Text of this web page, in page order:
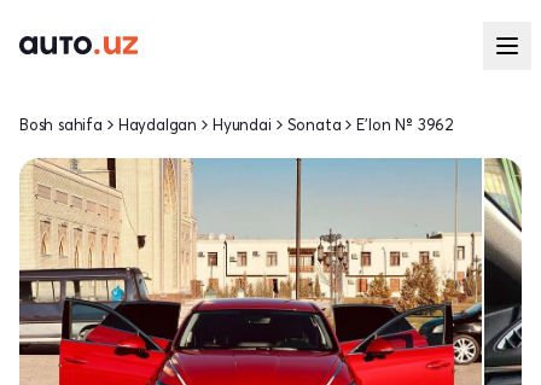
Bosh sahifa Haydalgan Hyundai Sonata E'lon № 3962